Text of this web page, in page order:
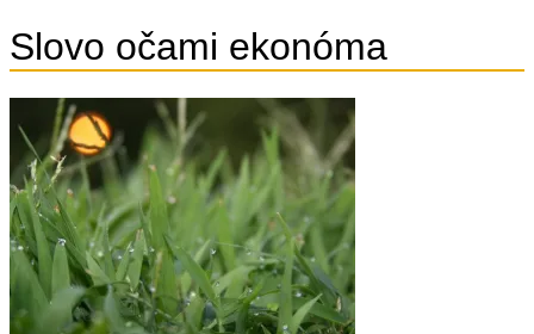
Slovo očami ekonóma